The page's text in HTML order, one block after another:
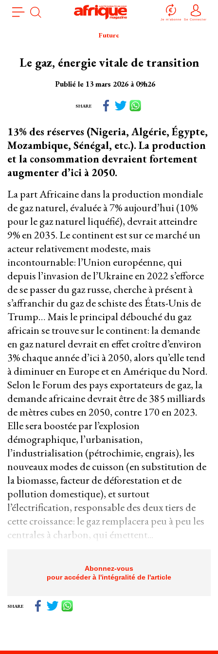
Je m'abonne Se Connecter
Future
Le gaz, énergie vitale de transition
Publié le 13 mars 2026 à 09h26
SHARE
13% des réserves (Nigeria, Algérie, Égypte,
Mozambique, Sénégal, etc.). La production
et la consommation devraient fortement
augmenter d’ici à 2050.
La part Africaine dans la production mondiale
de gaz naturel, évaluée à 7% aujourd’hui (10%
pour le gaz naturel liquéfié), devrait atteindre
9% en 2035. Le continent est sur ce marché un
acteur relativement modeste, mais
incontournable: l’Union européenne, qui
depuis l’invasion de l’Ukraine en 2022 s’efforce
de se passer du gaz russe, cherche à présent à
s’affranchir du gaz de schiste des États-Unis de
Trump… Mais le principal débouché du gaz
africain se trouve sur le continent: la demande
en gaz naturel devrait en effet croître d’environ
3% chaque année d’ici à 2050, alors qu’elle tend
à diminuer en Europe et en Amérique du Nord.
Selon le Forum des pays exportateurs de gaz, la
demande africaine devrait être de 385 milliards
de mètres cubes en 2050, contre 170 en 2023.
Elle sera boostée par l’explosion
démographique, l’urbanisation,
l’industrialisation (pétrochimie, engrais), les
nouveaux modes de cuisson (en substitution de
la biomasse, facteur de déforestation et de
pollution domestique), et surtout
l’électrification, responsable des deux tiers de
cette croissance: le gaz remplacera peu à peu les
centrales à charbon, qui émettent...
Abonnez-vous
pour accéder à l'intégralité de l'article
SHARE
Panneau de gestion des cookies